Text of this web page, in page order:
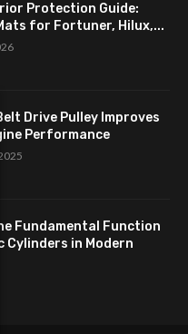
Protection Guide:
for Fortuner, Hilux,...
Drive Pulley Improves
Performance
Fundamental Function
Cylinders in Modern